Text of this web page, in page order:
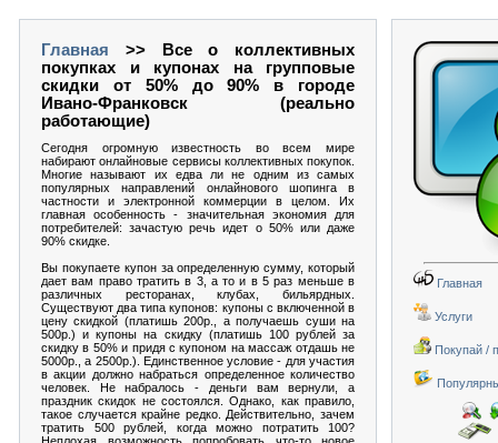
Главная >> Все о коллективных
покупках и купонах на групповые
скидки от 50% до 90% в городе
Ивано-Франковск (реально
работающие)
Сегодня огромную известность во всем мире
набирают онлайновые сервисы коллективных покупок.
Многие называют их едва ли не одним из самых
популярных направлений онлайнового шопинга в
частности и электронной коммерции в целом. Их
главная особенность - значительная экономия для
потребителей: зачастую речь идет о 50% или даже
90% скидке.
Вы покупаете купон за определенную сумму, который
дает вам право тратить в 3, а то и в 5 раз меньше в
различных ресторанах, клубах, бильярдных.
Существуют два типа купонов: купоны с включенной в
цену скидкой (платишь 200р., а получаешь суши на
500р.) и купоны на скидку (платишь 100 рублей за
скидку в 50% и придя с купоном на массаж отдашь не
5000р., а 2500р.). Единственное условие - для участия
в акции должно набраться определенное количество
человек. Не набралось - деньги вам вернули, а
праздник скидок не состоялся. Однако, как правило,
такое случается крайне редко. Действительно, зачем
тратить 500 рублей, когда можно потратить 100?
Главная
Услуги
Покупай /